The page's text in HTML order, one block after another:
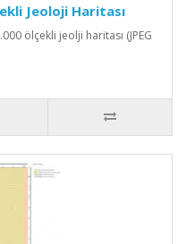
Jeoloji Haritası
ölçekli jeolji haritası (JPEG